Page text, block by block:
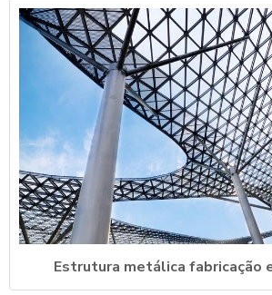
Estrutura metálica fabricação